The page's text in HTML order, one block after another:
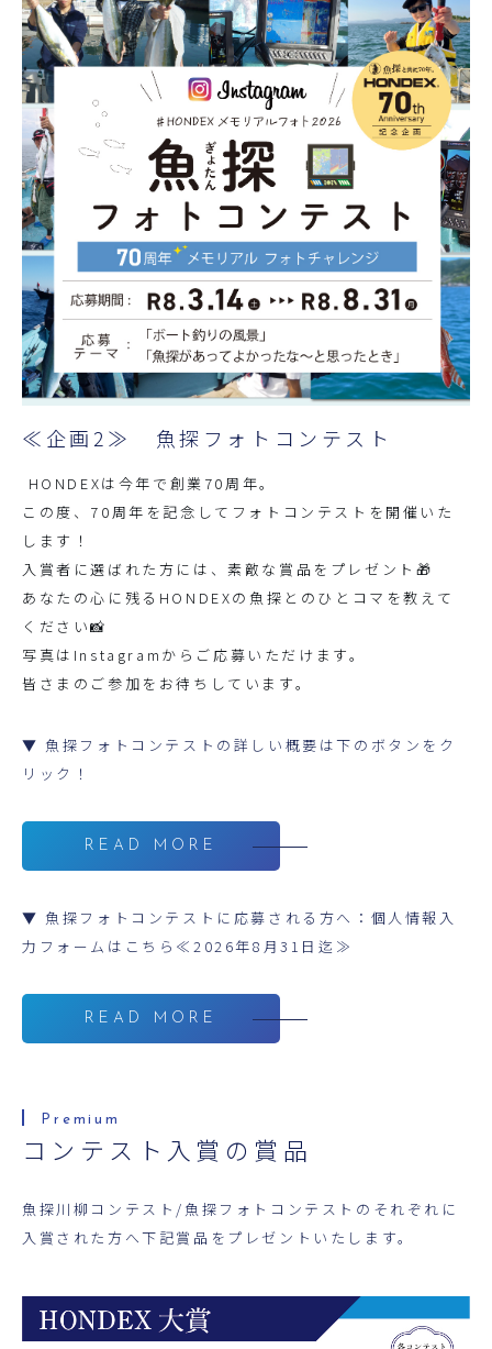
≪企画2≫ 魚探フォトコンテスト
HONDEXは今年で創業70周年。
この度、70周年を記念してフォトコンテストを開催いた
します！
入賞者に選ばれた方には、素敵な賞品をプレゼント🎁
あなたの心に残るHONDEXの魚探とのひとコマを教えて
ください📸
写真はInstagramからご応募いただけます。
皆さまのご参加をお待ちしています。
▼ 魚探フォトコンテストの詳しい概要は下のボタンをク
リック！
READ MORE
▼ 魚探フォトコンテストに応募される方へ：個人情報入
力フォームはこちら≪2026年8月31日迄≫
READ MORE
コンテスト入賞の賞品
魚探川柳コンテスト/魚探フォトコンテストのそれぞれに
入賞された方へ下記賞品をプレゼントいたします。